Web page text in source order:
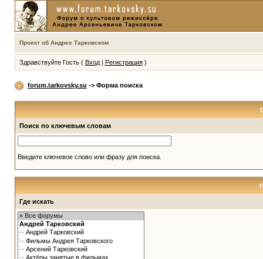
Проект об Андрее Тарковском
Здравствуйте Гость ( Вход| Регистрация)
forum.tarkovsky.su -> Форма поиска
Поиск по ключевым словам
Введите ключевое слово или фразу для поиска.
Где искать